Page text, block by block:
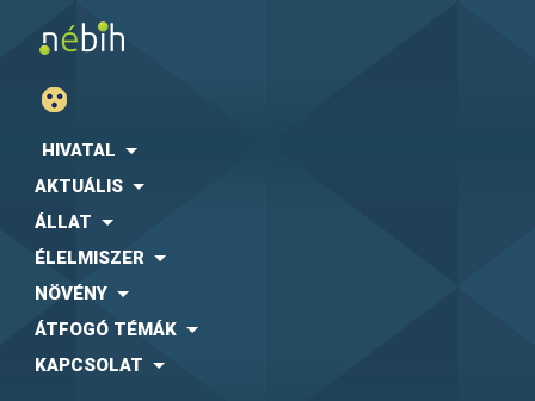
HIVATAL
AKTUÁLIS
ÁLLAT
ÉLELMISZER
NÖVÉNY
ÁTFOGÓ TÉMÁK
KAPCSOLAT